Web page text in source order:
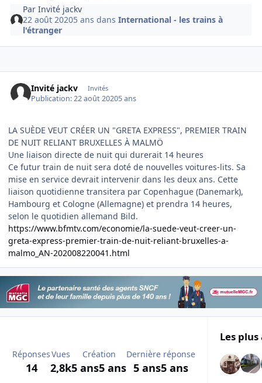
ParInvité jackv
22 août 20205 ans dansInternational - les trains à
l'étranger
Invité jackv Invités
Publication:22 août 20205 ans
LA SUÈDE VEUT CRÉER UN "GRETA EXPRESS", PREMIER TRAIN
DE NUIT RELIANT BRUXELLES À MALMÖ
Une liaison directe de nuit qui durerait 14 heures
Ce futur train de nuit sera doté de nouvelles voitures-lits. Sa
mise en service devrait intervenir dans les deux ans. Cette
liaison quotidienne transitera par Copenhague (Danemark),
Hambourg et Cologne (Allemagne) et prendra 14 heures,
selon le quotidien allemand Bild.
https://www.bfmtv.com/economie/la-suede-veut-creer-un-
greta-express-premier-train-de-nuit-reliant-bruxelles-a-
malmo_AN-202008220041.html
Réponses
14
Vues
2,8k
Création
5 ans5 ans
Dernière réponse
5 ans5 ans
Les